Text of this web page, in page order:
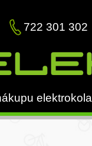
722 301 302
elektrokola